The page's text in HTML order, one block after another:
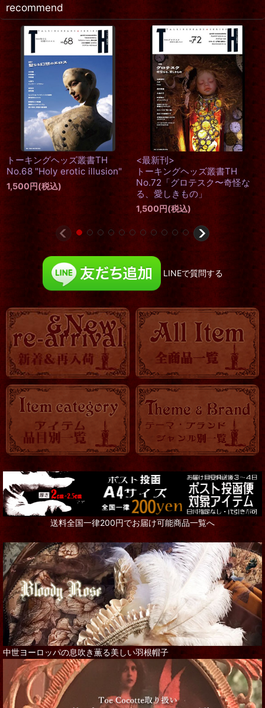
recommend
TH No.56 "Symbols of men
or women"「男の徴（しる
し）／女の徴（しるし）〜し
るしの狭間から見えてくるこ
と」
1,500円(税込)
トーキングヘッズ叢書TH
No.61レトロ未来派〜21世紀
の歯車世代
1,500 円(税込)
LINEで質問する
送料全国一律200円でお届け可能商品一覧へ
中世ヨーロッパの息吹き薫る美しい羽根帽子